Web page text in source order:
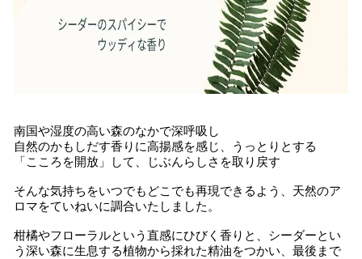
南国や湿度の高い森のなかで深呼吸し
自然のかもしだす香りに高揚感を感じ、うっとりとする
「こころを開放」して、じぶんらしさを取り戻す
そんな気持ちをいつでもどこでも再現できるよう、天然のア
ロマをていねいに調合いたしました。
柑橘やフローラルという直感にひびく香りと、シーダーとい
う深い森に生息する植物から採れた精油をつかい、最後まで